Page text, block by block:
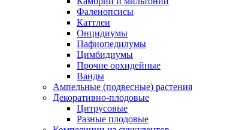
Фаленопсисы
Каттлеи
Онцидиумы
Пафиопедилумы
Цимбидиумы
Прочие орхидейные
Ванды
Ампельные (подвесные) растения
Декоративно-плодовые
Цитрусовые
Разные плодовые